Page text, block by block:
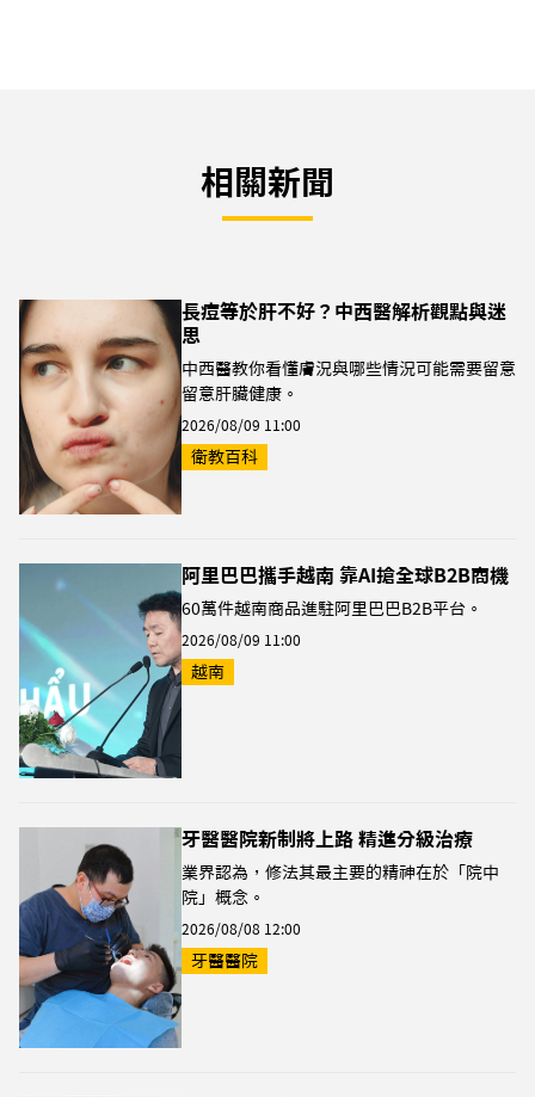
相關新聞
長痘等於肝不好？中西醫解析觀點與迷
思
中西醫教你看懂膚況與哪些情況可能需要留意
留意肝臟健康。
2026/08/09 11:00
衛教百科
阿里巴巴攜手越南 靠AI搶全球B2B商機
60萬件越南商品進駐阿里巴巴B2B平台。
2026/08/09 11:00
越南
牙醫醫院新制將上路 精進分級治療
業界認為，修法其最主要的精神在於「院中
院」概念。
2026/08/08 12:00
牙醫醫院